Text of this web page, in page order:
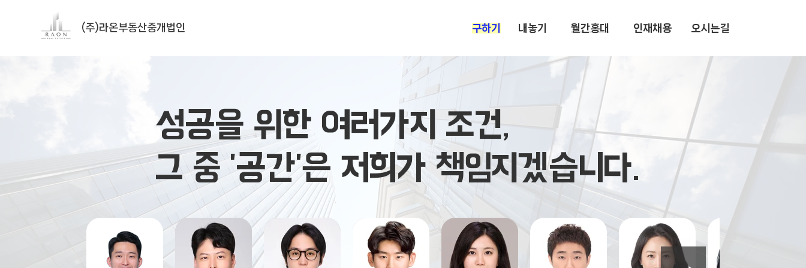
(주)라온부동산중개법인 ​구하기 내놓기 월간홍대 인재채용 ​오시는길
성공을 위한 여러가지 조건,
​그 중 '공간'은 저희가 책임지겠습니다.